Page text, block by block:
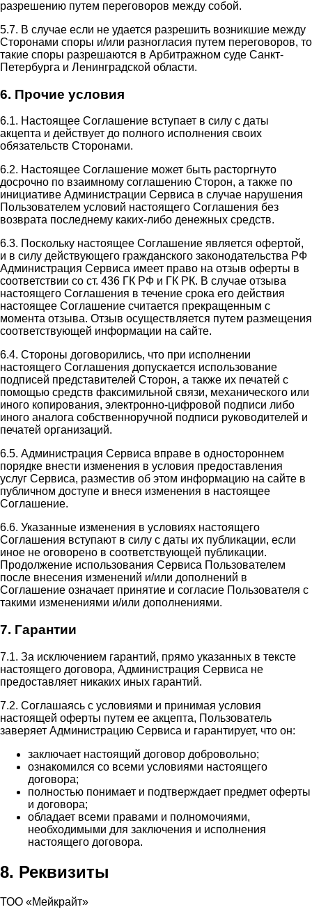
разрешению путем переговоров между собой.
5.7. В случае если не удается разрешить возникшие между
Сторонами споры и/или разногласия путем переговоров, то
такие споры разрешаются в Арбитражном суде Санкт-
Петербурга и Ленинградской области.
6. Прочие условия
6.1. Настоящее Соглашение вступает в силу с даты
акцепта и действует до полного исполнения своих
обязательств Сторонами.
6.2. Настоящее Соглашение может быть расторгнуто
досрочно по взаимному соглашению Сторон, а также по
инициативе Администрации Сервиса в случае нарушения
Пользователем условий настоящего Соглашения без
возврата последнему каких-либо денежных средств.
6.3. Поскольку настоящее Соглашение является офертой,
и в силу действующего гражданского законодательства РФ
Администрация Сервиса имеет право на отзыв оферты в
соответствии со ст. 436 ГК РФ и ГК РК. В случае отзыва
настоящего Соглашения в течение срока его действия
настоящее Соглашение считается прекращенным с
момента отзыва. Отзыв осуществляется путем размещения
соответствующей информации на сайте.
6.4. Стороны договорились, что при исполнении
настоящего Соглашения допускается использование
подписей представителей Сторон, а также их печатей с
помощью средств факсимильной связи, механического или
иного копирования, электронно-цифровой подписи либо
иного аналога собственноручной подписи руководителей и
печатей организаций.
6.5. Администрация Сервиса вправе в одностороннем
порядке внести изменения в условия предоставления
услуг Сервиса, разместив об этом информацию на сайте в
публичном доступе и внеся изменения в настоящее
Соглашение.
6.6. Указанные изменения в условиях настоящего
Соглашения вступают в силу с даты их публикации, если
иное не оговорено в соответствующей публикации.
Продолжение использования Сервиса Пользователем
после внесения изменений и/или дополнений в
Соглашение означает принятие и согласие Пользователя с
такими изменениями и/или дополнениями.
7. Гарантии
7.1. За исключением гарантий, прямо указанных в тексте
настоящего договора, Администрация Сервиса не
предоставляет никаких иных гарантий.
7.2. Соглашаясь с условиями и принимая условия
настоящей оферты путем ее акцепта, Пользователь
заверяет Администрацию Сервиса и гарантирует, что он:
заключает настоящий договор добровольно;
ознакомился со всеми условиями настоящего
договора;
полностью понимает и подтверждает предмет оферты
и договора;
обладает всеми правами и полномочиями,
необходимыми для заключения и исполнения
настоящего договора.
8. Реквизиты
ТОО «Мейкрайт»